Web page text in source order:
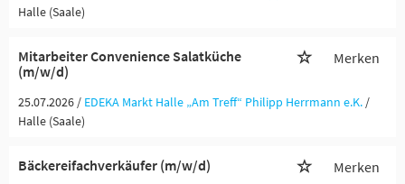
Halle (Saale)
Mitarbeiter Convenience Salatküche
(m/w/d)
Merken
25.07.2026 / EDEKA Markt Halle „Am Treff“ Philipp Herrmann e.K. /
Halle (Saale)
Bäckereifachverkäufer (m/w/d) Merken